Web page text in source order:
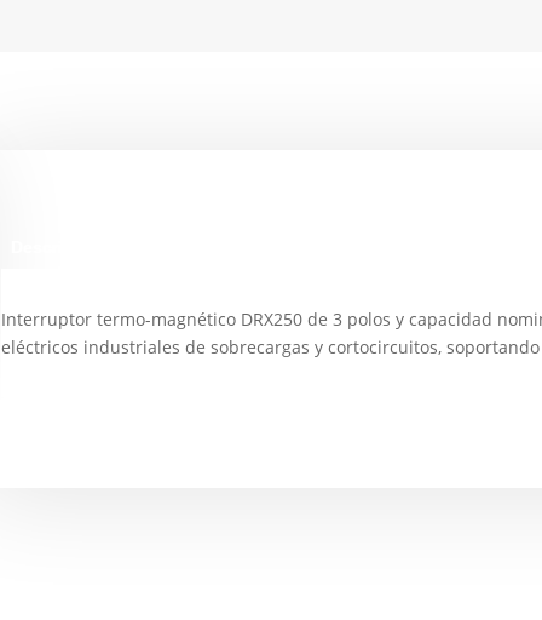
Interruptor termo-magnético DRX250 de 3 polos y capacidad
eléctricos industriales de sobrecargas y cortocircuitos,